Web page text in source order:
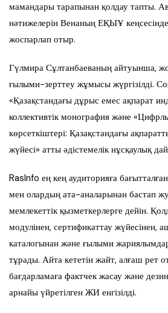
мамандары тарапынан қолдау тапты.
нәтижелерін Венаның ЕҚЫҰ
жоспарлап отыр.
Гүлмира Сұлтанбаеваның айтуынша,
ғылыми-зерттеу жұмысы жүргізілді.
«Қазақстандағы дұрыс емес ақпарат
коллективтік монография және
көрсеткіштері: Қазақстандағы
жүйесі» атты әдістемелік нұсқаулық
RasInfo ең кең аудиторияға
мен олардың ата-аналарынан бастап
мемлекеттік қызметкерлерге дейін.
модулінен, сертификаттау жүйесінен,
каталогынан және ғылыми
тұрады. Айта кететін жайт, алғаш рет
бағдарламаға фактчек жасау және
арнайы үйретілген ЖИ енгізілді.